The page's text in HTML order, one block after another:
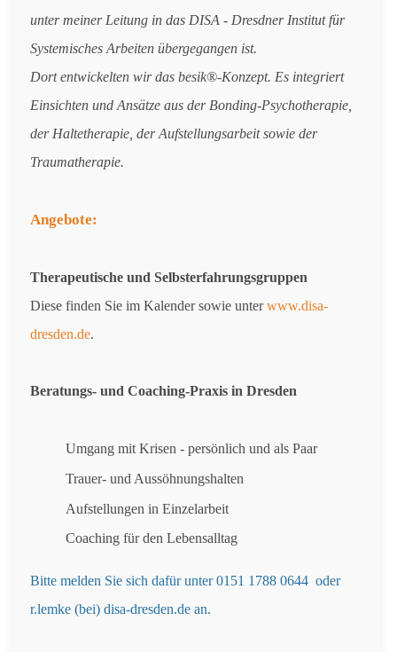
unter meiner Leitung in das DISA - Dresdner Institut für
Systemisches Arbeiten übergegangen ist.
Dort entwickelten wir das besik®-Konzept. Es integriert
Einsichten und Ansätze aus der Bonding-Psychotherapie,
der Haltetherapie, der Aufstellungsarbeit sowie der
Traumatherapie.
Angebote:
Therapeutische und Selbsterfahrungsgruppen
Diese finden Sie im Kalender sowie unterwww.disa-
dresden.de.
Beratungs- und Coaching-Praxis in Dresden
Umgang mit Krisen - persönlich und als Paar
Trauer- und Aussöhnungshalten
Aufstellungen in Einzelarbeit
Coaching für den Lebensalltag
Bitte melden Sie sich dafür unter 0151 1788 0644 oder
r.lemke (bei) disa-dresden.de an.